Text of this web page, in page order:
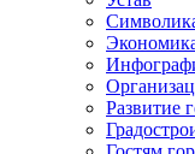
Развитие